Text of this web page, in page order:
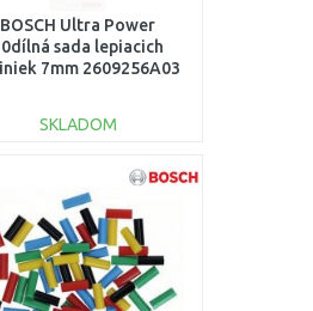
BOSCH Ultra Power
sada lepiacich
7mm 2609256A03
SKLADOM
DO KOŠÍKA
Porovnať